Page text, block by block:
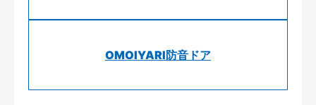
OMOIYARI防音ドア